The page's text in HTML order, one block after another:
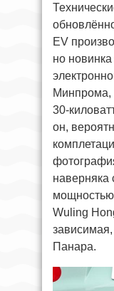
EV
но
Минпрома,
30-
он,
наверняка
мощностью
Wuling
Панара.